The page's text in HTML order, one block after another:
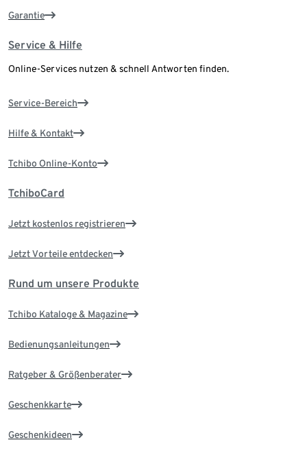
Garantie
Service & Hilfe
Online-Services nutzen & schnell Antworten finden.
Service-Bereich
Hilfe & Kontakt
Tchibo Online-Konto
TchiboCard
Jetzt kostenlos registrieren
Jetzt Vorteile entdecken
Rund um unsere Produkte
Tchibo Kataloge & Magazine
Bedienungsanleitungen
Ratgeber & Größenberater
Geschenkkarte
Geschenkideen